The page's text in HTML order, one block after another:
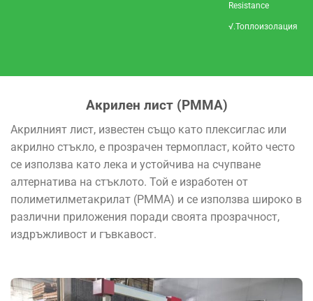
Resistance
√.Топлоизолация
Акрилен лист (PMMA)
Акрилният лист, известен също като плексиглас или
акрилно стъкло, е прозрачен термопласт, който често
се използва като лека и устойчива на счупване
алтернатива на стъклото. Той е изработен от
полиметилметакрилат (PMMA) и се използва широко в
различни приложения поради своята прозрачност,
издръжливост и гъвкавост.